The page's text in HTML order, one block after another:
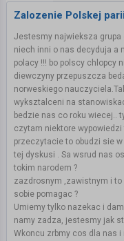
Zalozenie Polskej
Jestesmy najwieksza grupa
niech inni o nas decyduja a
polacy !!! bo polscy chlopcy
diewczyny przepuszcza
norweskiego
wyksztalceni na
bedzie nas co roku wiecej..
czytam niektore
przeczytacie to obudzi sie
tej dyskusi . Sa wsrud nas
tokim narodem ?
zazdrosnym ,zawistnym i
sobie pomagac ?
Umiemy tylko nazekac i
namy zadza, jestesmy jak
Wkoncu zrbmy cos dla nas